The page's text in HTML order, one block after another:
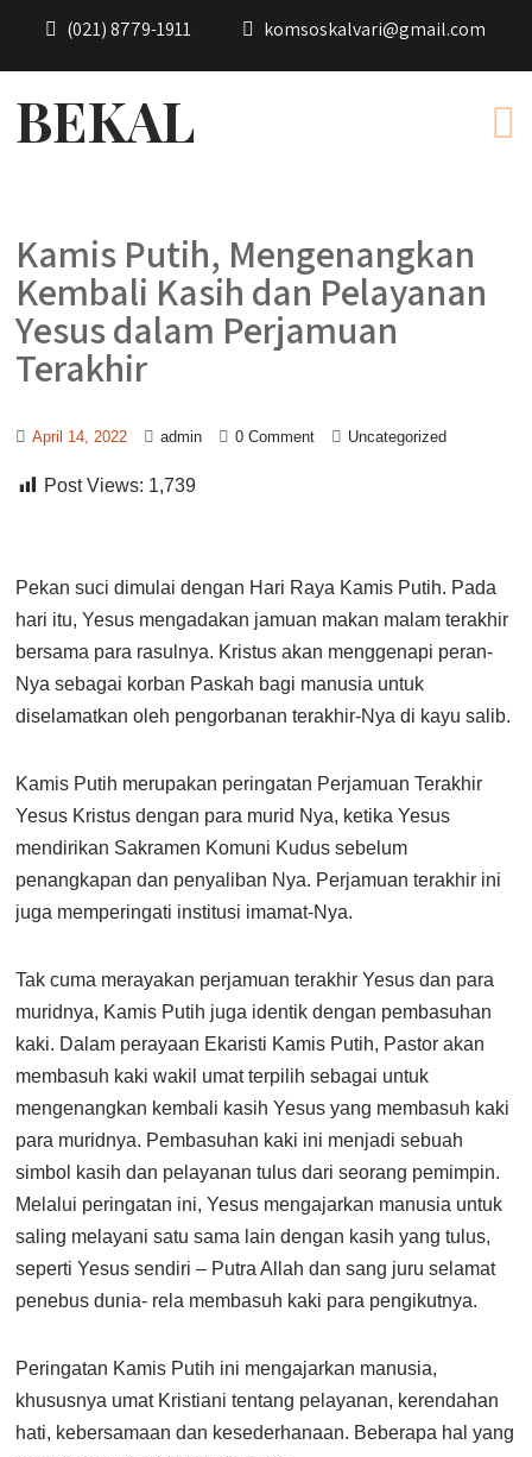
(021) 8779-1911 komsoskalvari@gmail.com
BEKAL
Kamis Putih, Mengenangkan
Kembali Kasih dan Pelayanan
Yesus dalam Perjamuan
Terakhir
April 14, 2022 admin 0 Comment Uncategorized
Post Views: 1,739
Pekan suci dimulai dengan Hari Raya Kamis Putih. Pada
hari itu, Yesus mengadakan jamuan makan malam terakhir
bersama para rasulnya. Kristus akan menggenapi peran-
Nya sebagai korban Paskah bagi manusia untuk
diselamatkan oleh pengorbanan terakhir-Nya di kayu salib.
Kamis Putih merupakan peringatan Perjamuan Terakhir
Yesus Kristus dengan para murid Nya, ketika Yesus
mendirikan Sakramen Komuni Kudus sebelum
penangkapan dan penyaliban Nya. Perjamuan terakhir ini
juga memperingati institusi imamat-Nya.
Tak cuma merayakan perjamuan terakhir Yesus dan para
muridnya, Kamis Putih juga identik dengan pembasuhan
kaki. Dalam perayaan Ekaristi Kamis Putih, Pastor akan
membasuh kaki wakil umat terpilih sebagai untuk
mengenangkan kembali kasih Yesus yang membasuh kaki
para muridnya. Pembasuhan kaki ini menjadi sebuah
simbol kasih dan pelayanan tulus dari seorang pemimpin.
Melalui peringatan ini, Yesus mengajarkan manusia untuk
saling melayani satu sama lain dengan kasih yang tulus,
seperti Yesus sendiri – Putra Allah dan sang juru selamat
penebus dunia- rela membasuh kaki para pengikutnya.
Peringatan Kamis Putih ini mengajarkan manusia,
khususnya umat Kristiani tentang pelayanan, kerendahan
hati, kebersamaan dan kesederhanaan. Beberapa hal yang